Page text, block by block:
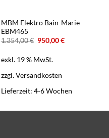
MBM Elektro Bain-Marie
EBM465
1.354,00€ Ursprünglicher
Preis
1.354,00 €
950,00€Aktueller
exkl. 19 % MwSt.
zzgl.Versandkosten
Lieferzeit: 4-6 Wochen